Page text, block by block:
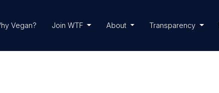
Vegan? Join WTF About Transparency